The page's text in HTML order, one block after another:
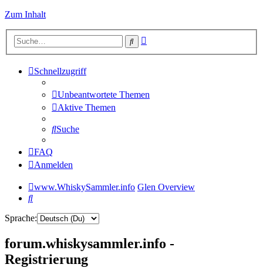
Zum Inhalt
Suche
Schnellzugriff
Unbeantwortete Themen
Aktive Themen
Suche
FAQ
Anmelden
www.WhiskySammler.info Glen Overview
Suche
Sprache:
forum.whiskysammler.info -
Registrierung